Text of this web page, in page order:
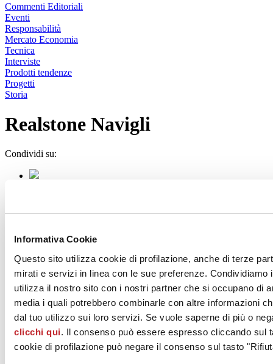
Informativa Cookie
Questo sito utilizza cookie di profilazione, anche di terze
mirati e servizi in linea con le sue preferenze.
utilizza il nostro sito con i nostri partner che si occupano di
media i quali potrebbero combinarle con altre informazioni
dal tuo utilizzo sui loro servizi. Se vuole saperne di più o
clicchi qui. Il consenso può essere espresso cliccando sul
cookie di profilazione può negare il consenso sul tasto
Commenti Editoriali
Eventi
Responsabilità
Mercato Economia
Tecnica
Interviste
Prodotti tendenze
Progetti
Storia
Realstone Navigli
Condividi su:
News
aziende